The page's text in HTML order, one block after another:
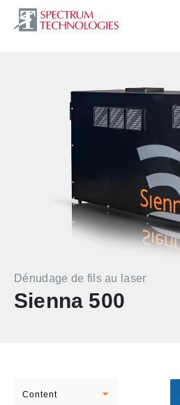
Dénudage de fils au laser
Sienna 500
Content